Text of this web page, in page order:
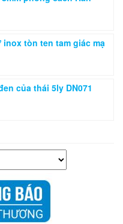
tòn ten tam giác mạ
của thái 5ly DN071